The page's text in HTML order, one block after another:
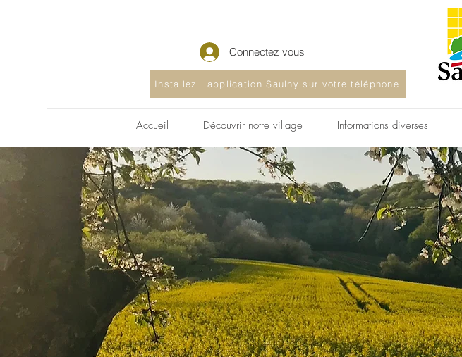
Connectez vous
Installez l'application Saulny sur votre téléphone
Accueil Découvrir notre village Informations diverses